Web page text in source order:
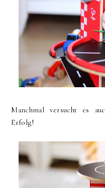
Manchmal versucht es
Erfolg!